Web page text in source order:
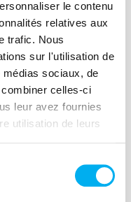
le contenu
relatives aux
trafic. Nous
sur l'utilisation de
sociaux, de
celles-ci
leur avez fournies
utilisation de leurs
l'email et le
des
client